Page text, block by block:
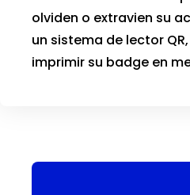
olviden o extravien su
un sistema de lector
imprimir su badge en